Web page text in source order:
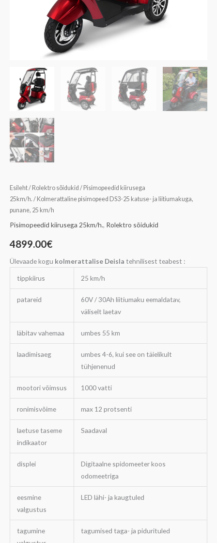
Esileht/ Rolektro sõidukid / Pisimopeedid kiirusega
25km/h. / Kolmerattaline pisimopeed DS3-25 katuse- ja liitiumakuga,
punane, 25 km/h
Pisimopeedid kiirusega 25km/h., Rolektro sõidukid
4899.00€
Ülevaade kogu kolmerattalise Deisla tehnilisest teabest :
tippkiirus 25 km/h
patareid
60V / 30Ah liitiumaku eemaldatav,
väliselt laetav
läbitav vahemaa umbes 55 km
laadimisaeg
umbes 4-6, kui see on täielikult
tühjenenud
mootori võimsus 1000 vatti
ronimisvõime max 12 protsenti
laetuse taseme
indikaator
Saadaval
displei
Digitaalne spidomeeter koos
odomeetriga
eesmine
valgustus
LED lähi- ja kaugtuled
tagumine
tagumised taga- ja pidurituled